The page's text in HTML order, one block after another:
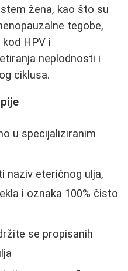
žena, kao što su
tegobe,
HPV i
neplodnosti i
ciklusa.
u specijaliziranim
naziv eteričnog ulja,
i oznaka 100% čisto
se propisanih